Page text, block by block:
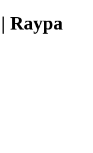
Raypa